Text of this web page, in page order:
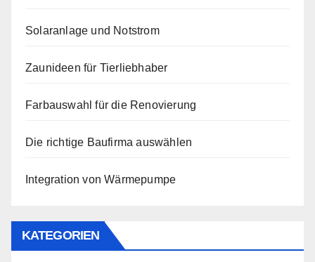
Solaranlage und Notstrom
Zaunideen für Tierliebhaber
Farbauswahl für die Renovierung
Die richtige Baufirma auswählen
Integration von Wärmepumpe
KATEGORIEN